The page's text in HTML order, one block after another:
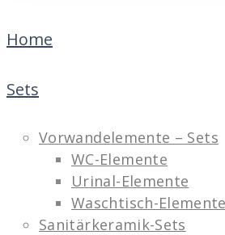
Home
Sets
Vorwandelemente – Sets
WC-Elemente
Urinal-Elemente
Waschtisch-Elemente
Sanitärkeramik-Sets